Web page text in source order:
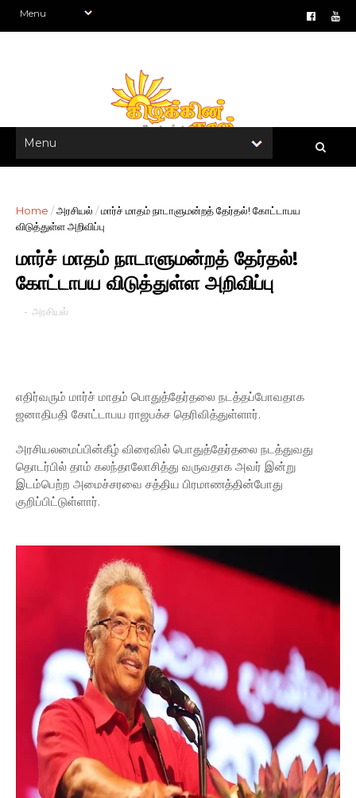
Home /அரசியல் /மார்ச் மாதம் நாடாளுமன்றத் தேர்தல்! கோட்டாபய
விடுத்துள்ள அறிவிப்பு
மார்ச் மாதம் நாடாளுமன்றத் தேர்தல்!
கோட்டாபய விடுத்துள்ள அறிவிப்பு
- அரசியல்
எதிர்வரும் மார்ச் மாதம் பொதுத்தேர்தலை நடத்தப்போவதாக
ஜனாதிபதி கோட்டாபய ராஜபக்ச தெரிவித்துள்ளார்.
அரசியலமைப்பின்கீழ் விரைவில் பொதுத்தேர்தலை நடத்துவது
தொடர்பில் தாம் கலந்தாலோசித்து வருவதாக அவர் இன்று
இடம்பெற்ற அமைச்சரவை சத்திய பிரமாணத்தின்போது
குறிப்பிட்டுள்ளார்.